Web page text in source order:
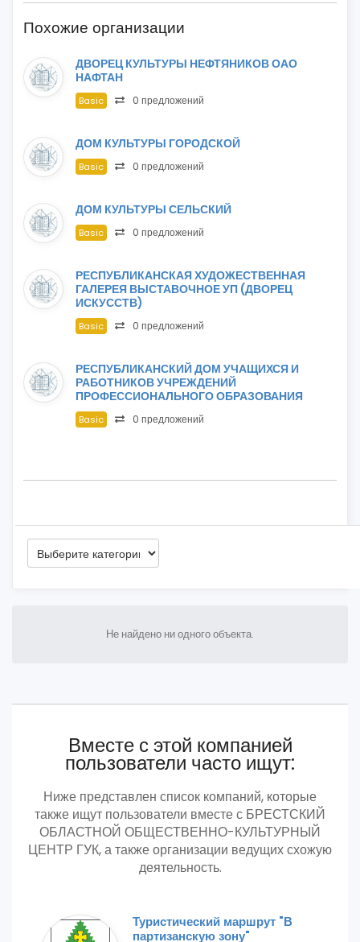
Похожие организации
ДВОРЕЦ КУЛЬТУРЫ НЕФТЯНИКОВ ОАО
НАФТАН
Basic 0 предложений
ДОМ КУЛЬТУРЫ ГОРОДСКОЙ
Basic 0 предложений
ДОМ КУЛЬТУРЫ СЕЛЬСКИЙ
Basic 0 предложений
РЕСПУБЛИКАНСКАЯ ХУДОЖЕСТВЕННАЯ
ГАЛЕРЕЯ ВЫСТАВОЧНОЕ УП (ДВОРЕЦ
ИСКУССТВ)
Basic 0 предложений
РЕСПУБЛИКАНСКИЙ ДОМ УЧАЩИХСЯ И
РАБОТНИКОВ УЧРЕЖДЕНИЙ
ПРОФЕССИОНАЛЬНОГО ОБРАЗОВАНИЯ
Basic 0 предложений
Не найдено ни одного объекта.
Вместе с этой компанией
пользователи часто ищут:
Ниже представлен список компаний, которые
также ищут пользователи вместе с БРЕСТСКИЙ
ОБЛАСТНОЙ ОБЩЕСТВЕННО-КУЛЬТУРНЫЙ
ЦЕНТР ГУК, а также организации ведущих схожую
деятельность.
Туристический маршрут "В
партизанскую зону"